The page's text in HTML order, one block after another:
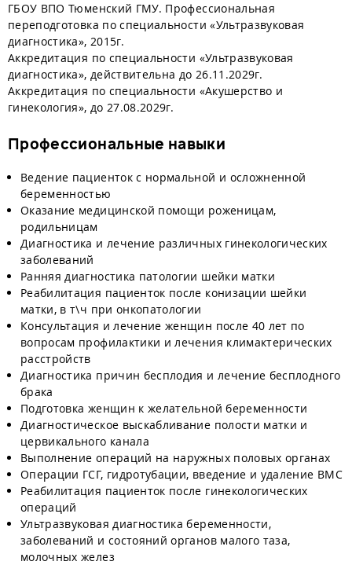
ГБОУ ВПО Тюменский ГМУ. Профессиональная
переподготовка по специальности «Ультразвуковая
диагностика», 2015г.
Аккредитация по специальности «Ультразвуковая
диагностика», действительна до 26.11.2029г.
Аккредитация по специальности «Акушерство и
гинекология», до 27.08.2029г.
Профессиональные навыки
Ведение пациенток с нормальной и осложненной
беременностью
Оказание медицинской помощи роженицам,
родильницам
Диагностика и лечение различных гинекологических
заболеваний
Ранняя диагностика патологии шейки матки
Реабилитация пациенток после конизации шейки
матки, в т\ч при онкопатологии
Консультация и лечение женщин после 40 лет по
вопросам профилактики и лечения климактерических
расстройств
Диагностика причин бесплодия и лечение бесплодного
брака
Подготовка женщин к желательной беременности
Диагностическое выскабливание полости матки и
цервикального канала
Выполнение операций на наружных половых органах
Операции ГСГ, гидротубации, введение и удаление ВМС
Реабилитация пациенток после гинекологических
операций
Ультразвуковая диагностика беременности,
заболеваний и состояний органов малого таза,
молочных желез